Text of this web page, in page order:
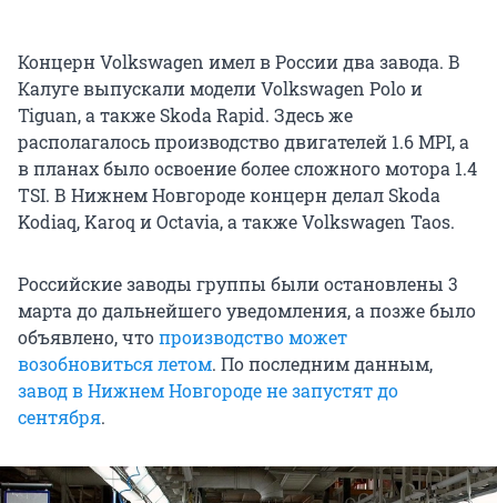
Концерн Volkswagen имел в России два завода. В
Калуге выпускали модели Volkswagen Polo и
Tiguan, а также Skoda Rapid. Здесь же
располагалось производство двигателей 1.6 MPI, а
в планах было освоение более сложного мотора 1.4
TSI. В Нижнем Новгороде концерн делал Skoda
Kodiaq, Karoq и Octavia, а также Volkswagen Taos.
Российские заводы группы были остановлены 3
марта до дальнейшего уведомления, а позже было
объявлено, чтопроизводство может
возобновиться летом. По последним данным,
завод в Нижнем Новгороде не запустят до
сентября.